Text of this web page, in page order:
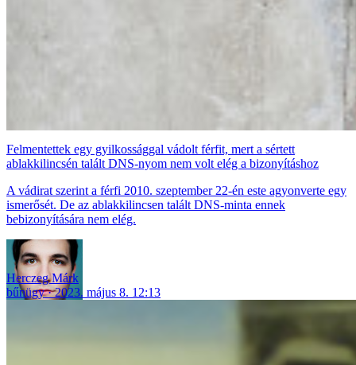
Felmentettek egy gyilkossággal vádolt férfit, mert a sértett
ablakkilincsén talált DNS-nyom nem volt elég a bizonyításhoz
A vádirat szerint a férfi 2010. szeptember 22-én este agyonverte egy
ismerősét. De az ablakkilincsen talált DNS-minta ennek
bebizonyítására nem elég.
Herczeg Márk
bűnügy
2023. május 8. 12:13